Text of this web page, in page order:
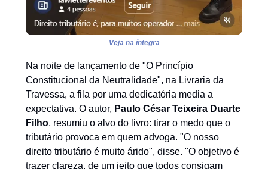
Veja na íntegra
Na noite de lançamento de "O Princípio
Constitucional da Neutralidade", na Livraria da
Travessa, a fila por uma dedicatória media a
expectativa. O autor, Paulo César Teixeira Duarte
Filho, resumiu o alvo do livro: tirar o medo que o
tributário provoca em quem advoga. "O nosso
direito tributário é muito árido", disse. "O objetivo é
trazer clareza, de um jeito que todos consigam